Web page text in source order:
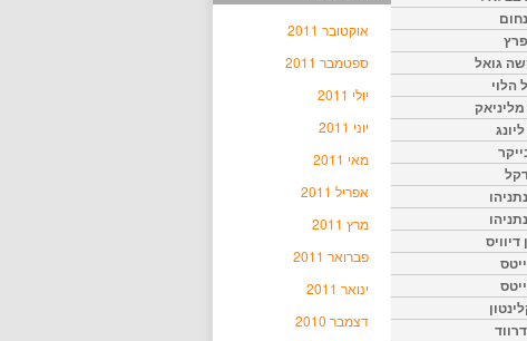
אוקטובר 2011
ספטמבר 2011
יולי 2011
יוני 2011
מאי 2011
אפריל 2011
מרץ 2011
פברואר 2011
ינואר 2011
דצמבר 2010
גואל
הלוי
דיוויס